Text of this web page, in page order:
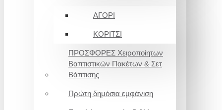
ΑΓΟΡΙ
ΚΟΡΙΤΣΙ
ΠΡΟΣΦΟΡΕΣ Χειροποίητων
Βαπτιστικών Πακέτων & Σετ
Βάπτισης
Πρώτη δημόσια εμφάνιση